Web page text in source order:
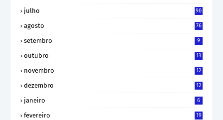
julho 90
agosto 76
setembro 9
outubro 13
novembro 12
dezembro 12
janeiro 6
fevereiro 19